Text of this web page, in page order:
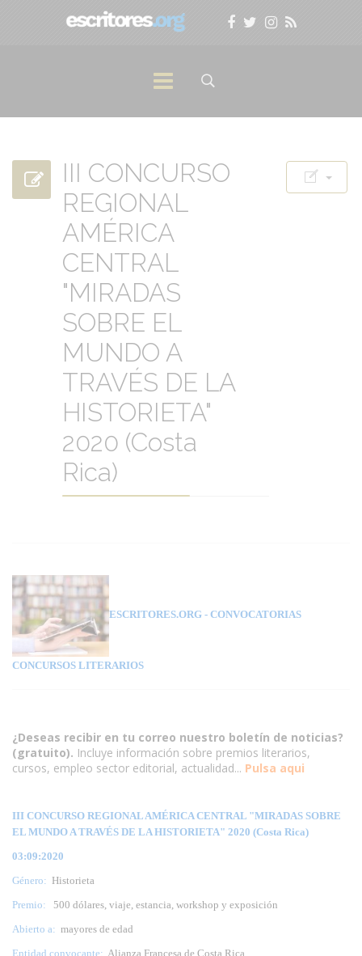
III CONCURSO
REGIONAL
AMÉRICA
CENTRAL
"MIRADAS
SOBRE EL
MUNDO A
TRAVÉS DE LA
HISTORIETA"
2020 (Costa
Rica)
ESCRITORES.ORG - CONVOCATORIAS
CONCURSOS LITERARIOS
¿Deseas recibir en tu correo nuestro boletín de noticias?
(gratuito). Incluye información sobre premios literarios,
cursos, empleo sector editorial, actualidad... Pulsa aqui
III CONCURSO REGIONAL AMÉRICA CENTRAL "MIRADAS SOBRE
EL MUNDO A TRAVÉS DE LA HISTORIETA" 2020 (Costa Rica)
03:09:2020
Género: Historieta
Premio:
500 dólares, viaje, estancia, workshop y exposición
Abierto a: mayores de edad
Entidad convocante: Alianza Francesa de Costa Rica